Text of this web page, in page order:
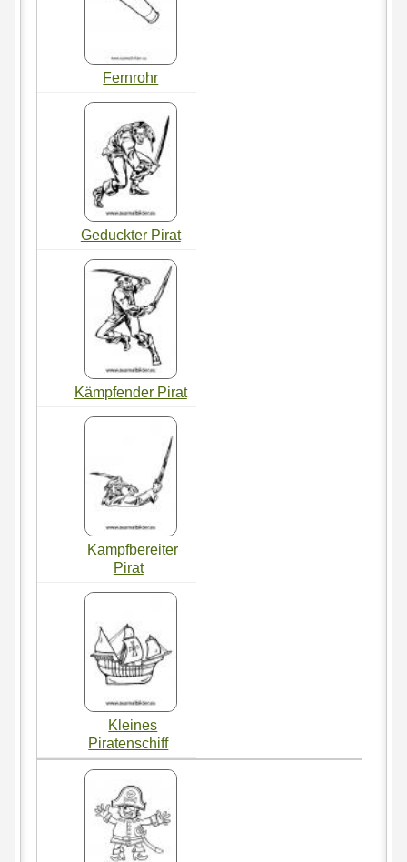
Fernrohr
Geduckter Pirat
Kämpfender Pirat
Kampfbereiter
Pirat
Kleines
Piratenschiff